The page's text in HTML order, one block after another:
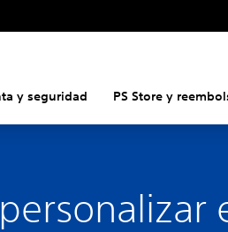
y seguridad PS Store y